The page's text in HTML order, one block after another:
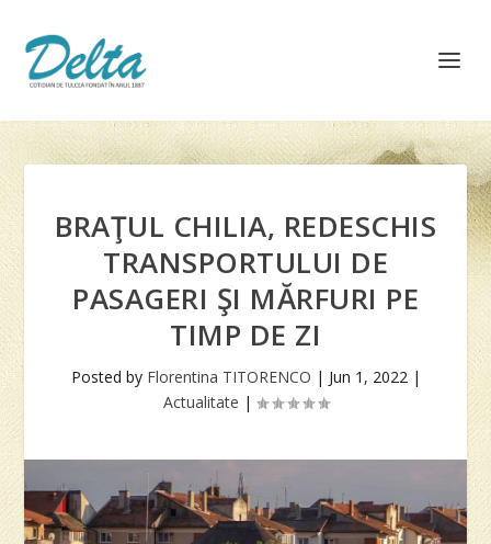
BRAŢUL CHILIA, REDESCHIS
TRANSPORTULUI DE
PASAGERI ŞI MĂRFURI PE
TIMP DE ZI
Posted by Florentina TITORENCO | Jun 1, 2022|
Actualitate |